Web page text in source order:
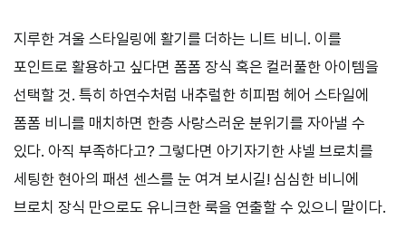
지루한 겨울 스타일링에 활기를 더하는 니트 비니. 이를
포인트로 활용하고 싶다면 폼폼 장식 혹은 컬러풀한 아이템을
선택할 것. 특히 하연수처럼 내추럴한 히피펌 헤어 스타일에
폼폼 비니를 매치하면 한층 사랑스러운 분위기를 자아낼 수
있다. 아직 부족하다고? 그렇다면 아기자기한 샤넬 브로치를
세팅한 현아의 패션 센스를 눈 여겨 보시길! 심심한 비니에
브로치 장식 만으로도 유니크한 룩을 연출할 수 있으니 말이다.